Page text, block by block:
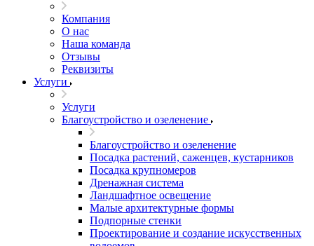
Компания
О нас
Наша команда
Отзывы
Реквизиты
Услуги
Услуги
Благоустройство и озеленение
Благоустройство и озеленение
Посадка растений, саженцев, кустарников
Посадка крупномеров
Дренажная система
Ландшафтное освещение
Малые архитектурные формы
Подпорные стенки
Проектирование и создание искусственных